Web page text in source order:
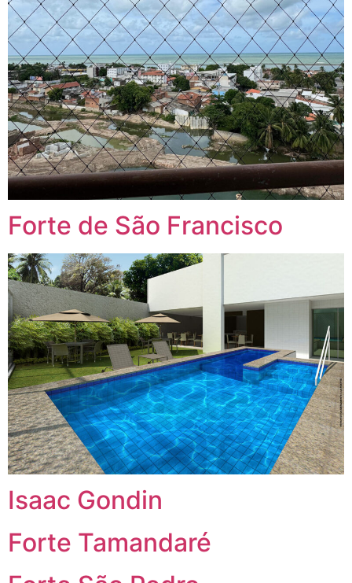
Forte de São Francisco
Isaac Gondin
Forte Tamandaré